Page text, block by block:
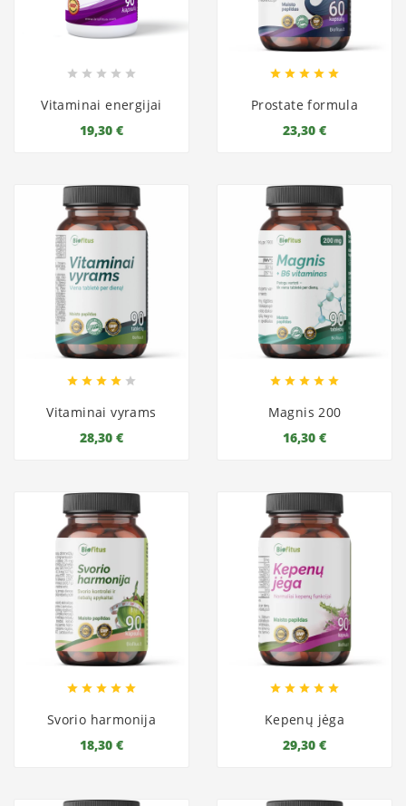
    
Vitaminai energijai
19,30 €
    
Prostate formula
23,30 €
    
Vitaminai vyrams
28,30 €
    
Magnis 200
16,30 €
    
Svorio harmonija
18,30 €
    
Kepenų jėga
29,30 €